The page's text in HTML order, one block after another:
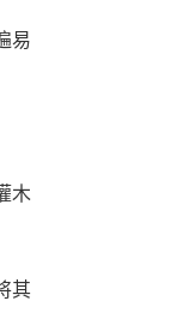
易
木
其